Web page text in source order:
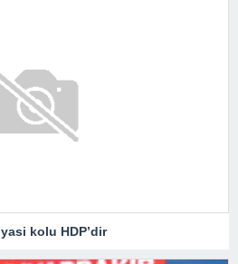
kolu HDP’dir